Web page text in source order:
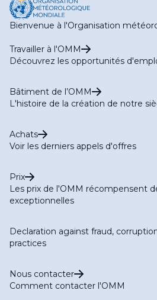
Bienvenue à l'Organisation
Travailler à l'OMM
Découvrez les opportunités
Bâtiment de l’OMM
L'histoire de la création de notre
Achats
Voir les derniers appels d'offres
Prix
Les prix de l'OMM récompensent
exceptionnelles
Declaration against fraud,
practices
Nous contacter
Comment contacter l'OMM